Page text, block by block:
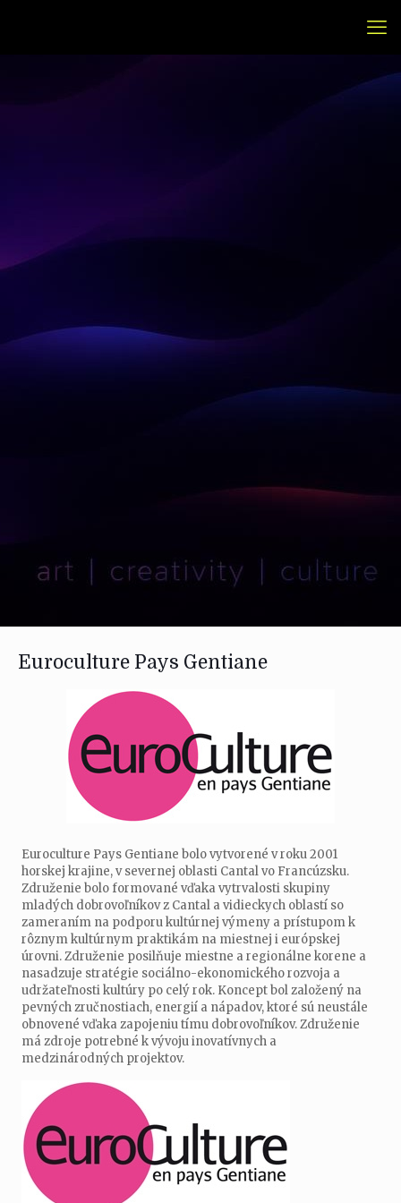
Euroculture Pays Gentiane
Euroculture Pays Gentiane bolo vytvorené v roku 2001
horskej krajine, v severnej oblasti Cantal vo Francúzsku.
Združenie bolo formované vďaka vytrvalosti skupiny
mladých dobrovoľníkov z Cantal a vidieckych oblastí so
zameraním na podporu kultúrnej výmeny a prístupom k
rôznym kultúrnym praktikám na miestnej i európskej
úrovni. Združenie posilňuje miestne a regionálne korene a
nasadzuje stratégie sociálno-ekonomického rozvoja a
udržateľnosti kultúry po celý rok. Koncept bol založený na
pevných zručnostiach, energií a nápadov, ktoré sú neustále
obnovené vďaka zapojeniu tímu dobrovoľníkov. Združenie
má zdroje potrebné k vývoju inovatívnych a
medzinárodných projektov.